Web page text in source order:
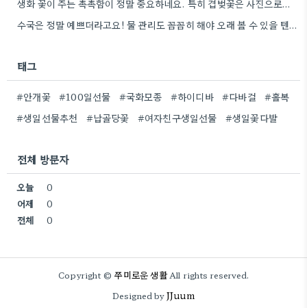
생화 꽃이 주는 촉촉함이 정말 중요하네요. 특히 겹벚꽃은 사진으로는 다르게 보인다는 점, 실제로 보러 가봐야…
수국은 정말 예쁘더라고요! 물 관리도 꼼꼼히 해야 오래 볼 수 있을 텐데, 제가 좀 덜…
태그
#안개꽃 #100일선물 #국화모종 #하이디바 #다바걸
#홀복
#생일선물추천
#납골당꽃 #여자친구생일선물 #생일꽃다발
전체 방문자
오늘
0
어제
0
전체
0
Copyright ©쭈미로운 생활All rights reserved.
Designed byJJuum